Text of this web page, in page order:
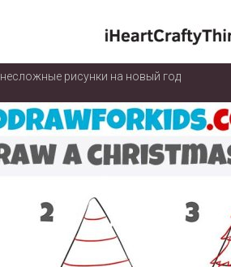
несложные рисунки на новый год